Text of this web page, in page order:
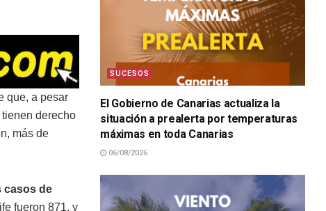
que, a pesar
derecho
más de
casos de
fueron 871, y
SUCESOS
El Gobierno de Canarias actualiza la
situación a prealerta por temperaturas
máximas en toda Canarias
06/08/2026